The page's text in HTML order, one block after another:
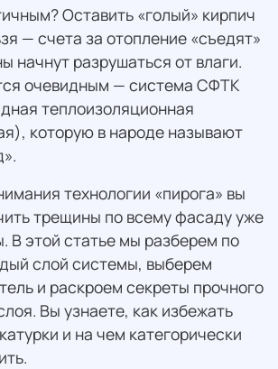
Оставить «голый» кирпич
— счета за отопление «съедят»
начнут разрушаться от влаги.
очевидным — система СФТК
теплоизоляционная
которую в народе называют
технологии «пирога» вы
трещины по всему фасаду уже
В этой статье мы разберем по
слой системы, выберем
и раскроем секреты прочного
Вы узнаете, как избежать
и на чем категорически